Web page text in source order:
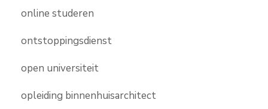
online studeren
ontstoppingsdienst
open universiteit
opleiding binnenhuisarchitect